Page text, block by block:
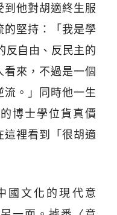
到他對胡適終生服
的堅持：「我是學
反自由、反民主的
來，不過是一個
流。」同時他一生
博士學位貨真價
這裡看到「很胡適
國文化的現代意